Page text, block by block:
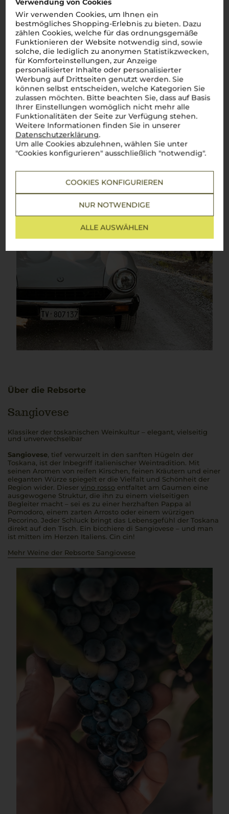
Verwendung von Cookies
Wir verwenden Cookies, um Ihnen ein
bestmögliches Shopping-Erlebnis zu bieten. Dazu
zählen Cookies, welche für das ordnungsgemäße
Funktionieren der Website notwendig sind, sowie
solche, die lediglich zu anonymen Statistikzwecken,
für Komforteinstellungen, zur Anzeige
personalisierter Inhalte oder personalisierter
Werbung auf Drittseiten genutzt werden. Sie
können selbst entscheiden, welche Kategorien Sie
zulassen möchten. Bitte beachten Sie, dass auf Basis
Ihrer Einstellungen womöglich nicht mehr alle
Funktionalitäten der Seite zur Verfügung stehen.
Weitere Informationen finden Sie in unserer
Datenschutzerklärung.
Um alle Cookies abzulehnen, wählen Sie unter
"Cookies konfigurieren" ausschließlich "notwendig".
COOKIES KONFIGURIEREN
NUR NOTWENDIGE
ALLE AUSWÄHLEN
reifen hier einige der berühmtesten Weine der Welt.
Brunello di MontalcinooderVino Nobile di Montepulciano
diese Weine sind mehr als nur Namen, sie sind Symbole
italienischen Genusses. Dank des einzigartigen Terroirs und
des milden Klimas entstehen hier Weine mit
unverwechselbarem Charakter: kräftig, harmonisch und voller
Sonne. Ein Glastoskanischen Weinsentführt direkt in die
bezaubernde Landschaft der Region und lässt die Seele
Italiens in jedem Schluck spürbar werden.Perfetto!
Mehr Weine aus Toskana
Über die Rebsorte
Sangiovese
Klassiker der toskanischen Weinkultur – elegant, vielseitig
und unverwechselbar
Sangiovese, tief verwurzelt in den sanften Hügeln der
Toskana, ist der Inbegriff italienischer Weintradition. Mit
seinen Aromen von reifen Kirschen, feinen Kräutern und einer
eleganten Würze spiegelt er die Vielfalt und Schönheit der
Region wider. Dieser vino rosso entfaltet am Gaumen eine
ausgewogene Struktur, die ihn zu einem vielseitigen
Begleiter macht – sei es zu einer herzhaften Pappa al
Pomodoro, einem zarten Arrosto oder einem würzigen
Pecorino. Jeder Schluck bringt das Lebensgefühl der Toskana
direkt auf den Tisch. Ein bicchiere di Sangiovese – und man
ist mitten im Herzen Italiens. Cin cin!
Mehr Weine der Rebsorte Sangiovese